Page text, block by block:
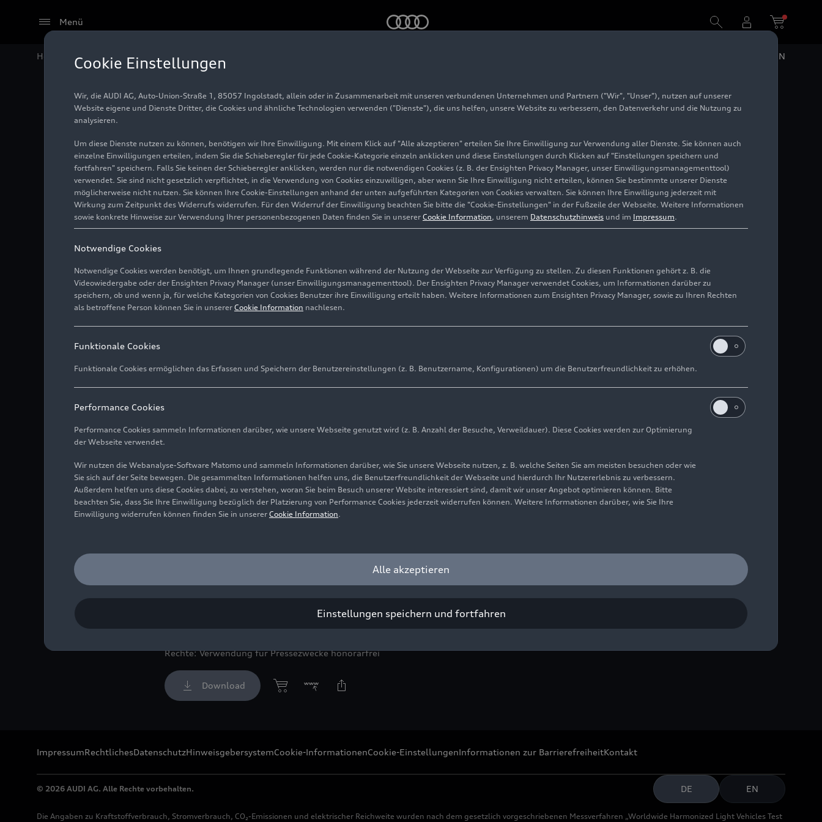
Menü
Home Audi Media Center Fotos EN
Volkswagen do Brasil Industria de
Veiculos Automotores Ltda. in
Curitiba, Brasilien
Foto 27.10.2015
Die Produktion am Standort Sao Jose dos Pinhais, Curitiba, in Brasilien.
Rechte: Verwendung für Pressezwecke honorarfrei
Download
ImpressumRechtlichesDatenschutzHinweisgebersystemCookie-InformationenCookie-EinstellungenInformationen zur BarrierefreiheitKontakt
© 2026 AUDI AG. Alle Rechte vorbehalten. DE EN
Die Angaben zu Kraftstoffverbrauch, Stromverbrauch, CO₂-Emissionen und elektrischer Reichweite wurden nach dem gesetzlich vorgeschriebenen Messverfahren „Worldwide Harmonized Light Vehicles Test
Cookie Einstellungen
Wir, die AUDI AG, Auto-Union-Straße 1, 85057 Ingolstadt, allein oder in Zusammenarbeit mit unseren verbundenen Unternehmen und Partnern ("Wir", "Unser"), nutzen auf unserer
Website eigene und Dienste Dritter, die Cookies und ähnliche Technologien verwenden ("Dienste"), die uns helfen, unsere Website zu verbessern, den Datenverkehr und die Nutzung zu
analysieren.
Um diese Dienste nutzen zu können, benötigen wir Ihre Einwilligung. Mit einem Klick auf "Alle akzeptieren" erteilen Sie Ihre Einwilligung zur Verwendung aller Dienste. Sie können auch
einzelne Einwilligungen erteilen, indem Sie die Schieberegler für jede Cookie-Kategorie einzeln anklicken und diese Einstellungen durch Klicken auf "Einstellungen speichern und
fortfahren" speichern. Falls Sie keinen der Schieberegler anklicken, werden nur die notwendigen Cookies (z. B. der Ensighten Privacy Manager, unser Einwilligungsmanagementtool)
verwendet. Sie sind nicht gesetzlich verpflichtet, in die Verwendung von Cookies einzuwilligen, aber wenn Sie Ihre Einwilligung nicht erteilen, können Sie bestimmte unserer Dienste
möglicherweise nicht nutzen. Sie können Ihre Cookie-Einstellungen anhand der unten aufgeführten Kategorien von Cookies verwalten. Sie können Ihre Einwilligung jederzeit mit
Wirkung zum Zeitpunkt des Widerrufs widerrufen. Für den Widerruf der Einwilligung beachten Sie bitte die "Cookie-Einstellungen" in der Fußzeile der Webseite. Weitere Informationen
sowie konkrete Hinweise zur Verwendung Ihrer personenbezogenen Daten finden Sie in unserer Cookie Information, unserem Datenschutzhinweis und im Impressum.
Notwendige Cookies
Notwendige Cookies werden benötigt, um Ihnen grundlegende Funktionen während der Nutzung der Webseite zur Verfügung zu stellen. Zu diesen Funktionen gehört z. B. die
Videowiedergabe oder der Ensighten Privacy Manager (unser Einwilligungsmanagementtool). Der Ensighten Privacy Manager verwendet Cookies, um Informationen darüber zu
speichern, ob und wenn ja, für welche Kategorien von Cookies Benutzer ihre Einwilligung erteilt haben. Weitere Informationen zum Ensighten Privacy Manager, sowie zu Ihren Rechten
als betroffene Person können Sie in unserer Cookie Information nachlesen.
Funktionale Cookies
Funktionale Cookies ermöglichen das Erfassen und Speichern der Benutzereinstellungen (z. B. Benutzername, Konfigurationen) um die Benutzerfreundlichkeit zu erhöhen.
Performance Cookies
Performance Cookies sammeln Informationen darüber, wie unsere Webseite genutzt wird (z. B. Anzahl der Besuche, Verweildauer). Diese Cookies werden zur Optimierung
der Webseite verwendet.
Wir nutzen die Webanalyse-Software Matomo und sammeln Informationen darüber, wie Sie unsere Webseite nutzen, z. B. welche Seiten Sie am meisten besuchen oder wie
Sie sich auf der Seite bewegen. Die gesammelten Informationen helfen uns, die Benutzerfreundlichkeit der Webseite und hierdurch Ihr Nutzererlebnis zu verbessern.
Außerdem helfen uns diese Cookies dabei, zu verstehen, woran Sie beim Besuch unserer Website interessiert sind, damit wir unser Angebot optimieren können. Bitte
beachten Sie, dass Sie Ihre Einwilligung bezüglich der Platzierung von Performance Cookies jederzeit widerrufen können. Weitere Informationen darüber, wie Sie Ihre
Einwilligung widerrufen können finden Sie in unserer Cookie Information.
Alle akzeptieren
Einstellungen speichern und fortfahren